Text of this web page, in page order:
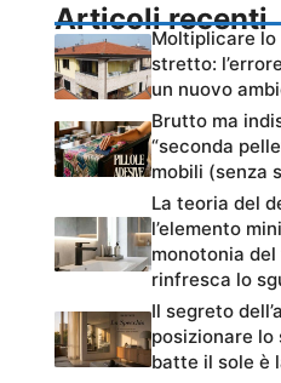
Articoli recenti
Moltiplicare lo
stretto:
un nuovo
Brutto ma
“seconda
mobili (senza
La teoria del
l’elemento
monotonia
rinfresca lo
Il segreto
posizionare lo
batte il sole è